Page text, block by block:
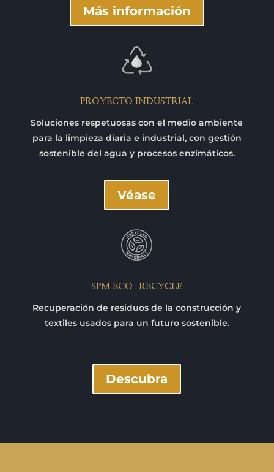
Más información
PROYECTO INDUSTRIAL
Soluciones respetuosas con el medio ambiente
para la limpieza diaria e industrial, con gestión
sostenible del agua y procesos enzimáticos.
Véase
SPM ECO-RECYCLE
Recuperación de residuos de la construcción y
textiles usados para un futuro sostenible.
Descubra